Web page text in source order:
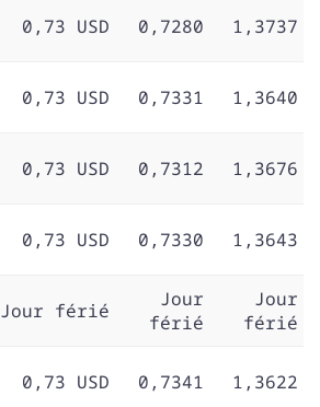
0,73 USD 0,7280 1,3737
0,73 USD 0,7331 1,3640
0,73 USD 0,7312 1,3676
0,73 USD 0,7330 1,3643
Jour férié
Jour
férié
Jour
férié
0,73 USD 0,7341 1,3622